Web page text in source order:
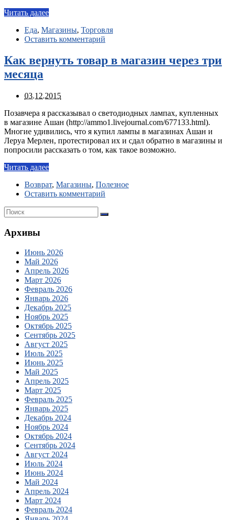
Читать далее
Еда, Магазины, Торговля
Оставить комментарий
Как вернуть товар в магазин через три
месяца
03.12.2015
Позавчера я рассказывал о светодиодных лампах, купленных
в магазине Ашан (http://ammo1.livejournal.com/677133.html).
Многие удивились, что я купил лампы в магазинах Ашан и
Леруа Мерлен, протестировал их и сдал обратно в магазины и
попросили рассказать о том, как такое возможно.
Читать далее
Возврат, Магазины, Полезное
Оставить комментарий
Архивы
Июнь 2026
Май 2026
Апрель 2026
Март 2026
Февраль 2026
Январь 2026
Декабрь 2025
Ноябрь 2025
Октябрь 2025
Сентябрь 2025
Август 2025
Июль 2025
Июнь 2025
Май 2025
Апрель 2025
Март 2025
Февраль 2025
Январь 2025
Декабрь 2024
Ноябрь 2024
Октябрь 2024
Сентябрь 2024
Август 2024
Июль 2024
Июнь 2024
Май 2024
Апрель 2024
Март 2024
Февраль 2024